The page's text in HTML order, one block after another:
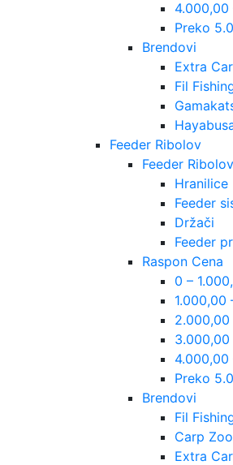
4.000,00
Preko
Brendovi
Extra
Fil
Feeder Ribolov
Feeder Ribolov
Hranilice
Feeder
Držači
Feeder
Raspon Cena
0 –
1.000,00
2.000,00
3.000,00
4.000,00
Preko
Brendovi
Fil
Carp
Extra